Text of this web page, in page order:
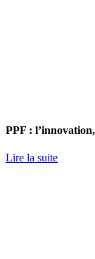
PPF :
Lire la suite